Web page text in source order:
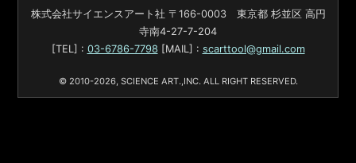
株式会社サイエンスアート社 〒166-0003 東京都 杉並区 高円
寺南4-27-7-204
[TEL] : 03-6786-7798 [MAIL] : scarttool@gmail.com
© 2010-2026, SCIENCE ART.,INC. ALL RIGHT RESERVED.